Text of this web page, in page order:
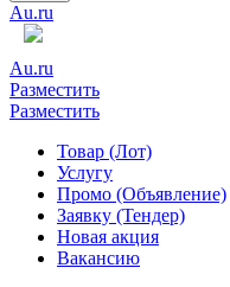
Au.ru
Au.ru
Разместить
Разместить
Товар (Лот)
Услугу
Промо (Объявление)
Заявку (Тендер)
Новая акция
Вакансию